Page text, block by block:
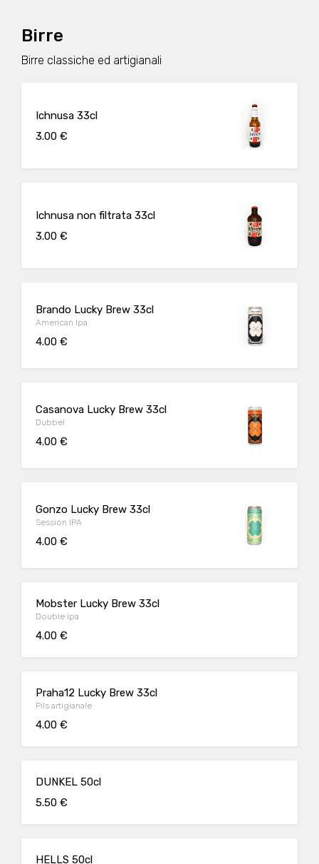
Birre
Birre classiche ed artigianali
Ichnusa 33cl
3.00 €
Ichnusa non filtrata 33cl
3.00 €
Brando Lucky Brew 33cl
American Ipa
4.00 €
Casanova Lucky Brew 33cl
Dubbel
4.00 €
Gonzo Lucky Brew 33cl
Session IPA
4.00 €
Mobster Lucky Brew 33cl
Double ipa
4.00 €
Praha12 Lucky Brew 33cl
Pils artigianale
4.00 €
DUNKEL 50cl
5.50 €
HELLS 50cl